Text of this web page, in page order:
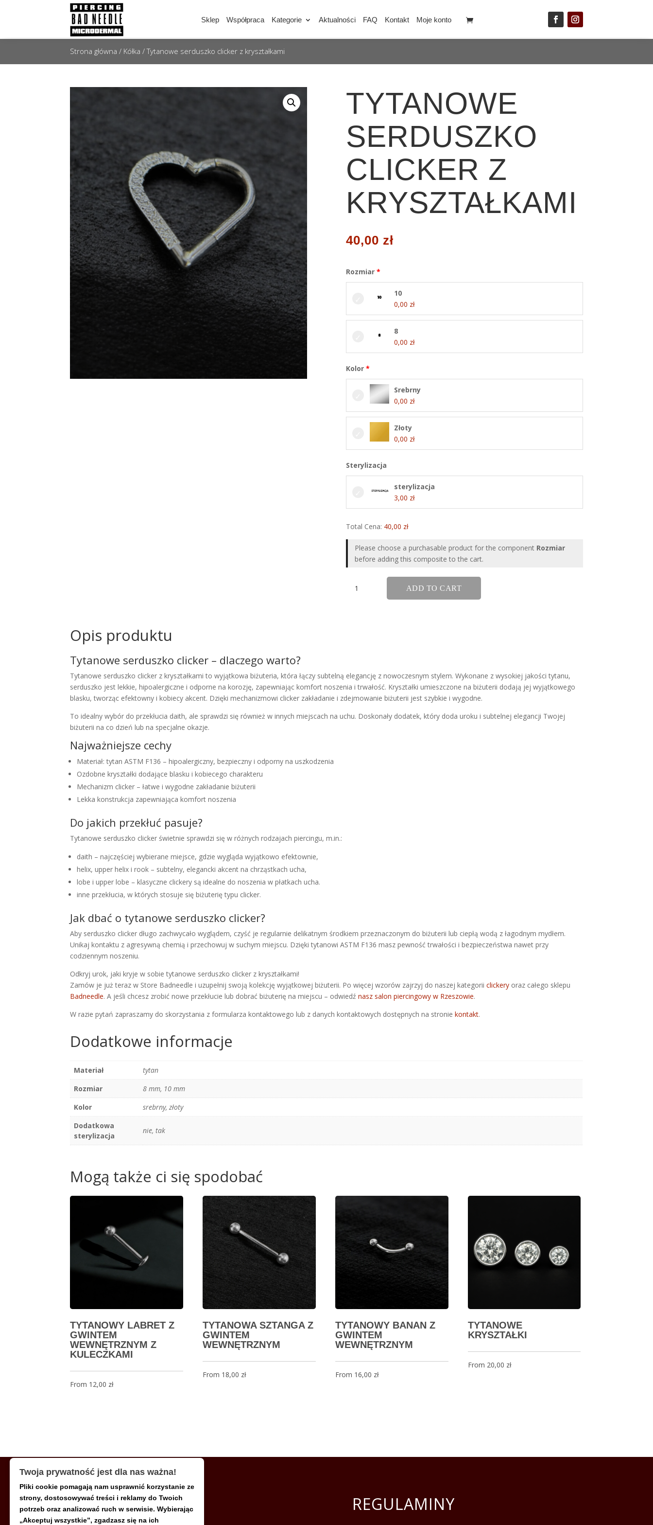
Sklep Współpraca Kategorie Aktualności FAQ Kontakt Moje konto
Strona główna / Kółka / Tytanowe serduszko clicker z kryształkami
TYTANOWE
SERDUSZKO
CLICKER Z
KRYSZTAŁKAMI
40,00 zł
Rozmiar
10
0,00 zł
8
0,00 zł
Kolor
Srebrny
0,00 zł
Złoty
0,00 zł
Sterylizacja
sterylizacja
3,00 zł
Total Cena: 40,00 zł
Please choose a purchasable product for the component Rozmiar
before adding this composite to the cart.
Tytanowe
ADD TO CART
Opis produktu
Tytanowe serduszko clicker – dlaczego warto?
Tytanowe serduszko clicker z kryształkami to wyjątkowa biżuteria, która łączy subtelną elegancję z nowoczesnym stylem. Wykonane z wysokiej jakości tytanu,
serduszko jest lekkie, hipoalergiczne i odporne na korozję, zapewniając komfort noszenia i trwałość. Kryształki umieszczone na biżuterii dodają jej wyjątkowego
blasku, tworząc efektowny i kobiecy akcent. Dzięki mechanizmowi clicker zakładanie i zdejmowanie biżuterii jest szybkie i wygodne.
To idealny wybór do przekłucia daith, ale sprawdzi się również w innych miejscach na uchu. Doskonały dodatek, który doda uroku i subtelnej elegancji Twojej
biżuterii na co dzień lub na specjalne okazje.
Najważniejsze cechy
Materiał: tytan ASTM F136 – hipoalergiczny, bezpieczny i odporny na uszkodzenia
Ozdobne kryształki dodające blasku i kobiecego charakteru
Mechanizm clicker – łatwe i wygodne zakładanie biżuterii
Lekka konstrukcja zapewniająca komfort noszenia
Do jakich przekłuć pasuje?
Tytanowe serduszko clicker świetnie sprawdzi się w różnych rodzajach piercingu, m.in.:
daith – najczęściej wybierane miejsce, gdzie wygląda wyjątkowo efektownie,
helix, upper helix i rook – subtelny, elegancki akcent na chrząstkach ucha,
lobe i upper lobe – klasyczne clickery są idealne do noszenia w płatkach ucha.
inne przekłucia, w których stosuje się biżuterię typu clicker.
Jak dbać o tytanowe serduszko clicker?
Aby serduszko clicker długo zachwycało wyglądem, czyść je regularnie delikatnym środkiem przeznaczonym do biżuterii lub ciepłą wodą z łagodnym mydłem.
Unikaj kontaktu z agresywną chemią i przechowuj w suchym miejscu. Dzięki tytanowi ASTM F136 masz pewność trwałości i bezpieczeństwa nawet przy
codziennym noszeniu.
Odkryj urok, jaki kryje w sobie tytanowe serduszko clicker z kryształkami!
Zamów je już teraz w Store Badneedle i uzupełnij swoją kolekcję wyjątkowej biżuterii. Po więcej wzorów zajrzyj do naszej kategoriiclickery oraz całego sklepu
Badneedle. A jeśli chcesz zrobić nowe przekłucie lub dobrać biżuterię na miejscu – odwiedźnasz salon piercingowy w Rzeszowie.
W razie pytań zapraszamy do skorzystania z formularza kontaktowego lub z danych kontaktowych dostępnych na stroniekontakt.
Dodatkowe informacje
Materiał
tytan
Rozmiar
8 mm, 10 mm
Kolor
srebrny, złoty
Dodatkowa
sterylizacja
nie, tak
Mogą także ci się spodobać
TYTANOWY LABRET Z
GWINTEM
WEWNĘTRZNYM Z
KULECZKAMI
From 12,00 zł
TYTANOWA SZTANGA Z
GWINTEM
WEWNĘTRZNYM
From 18,00 zł
TYTANOWY BANAN Z
GWINTEM
WEWNĘTRZNYM
From 16,00 zł
TYTANOWE
KRYSZTAŁKI
From 20,00 zł
MENU REGULAMINY
Twoja prywatność jest dla nas ważna!
Pliki cookie pomagają nam usprawnić korzystanie ze
strony, dostosowywać treści i reklamy do Twoich
potrzeb oraz analizować ruch w serwisie. Wybierając
„Akceptuj wszystkie”, zgadzasz się na ich